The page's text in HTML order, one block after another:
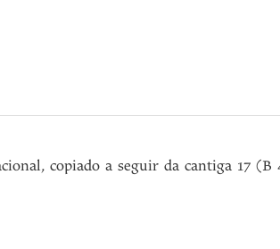
copiado a seguir da cantiga 17